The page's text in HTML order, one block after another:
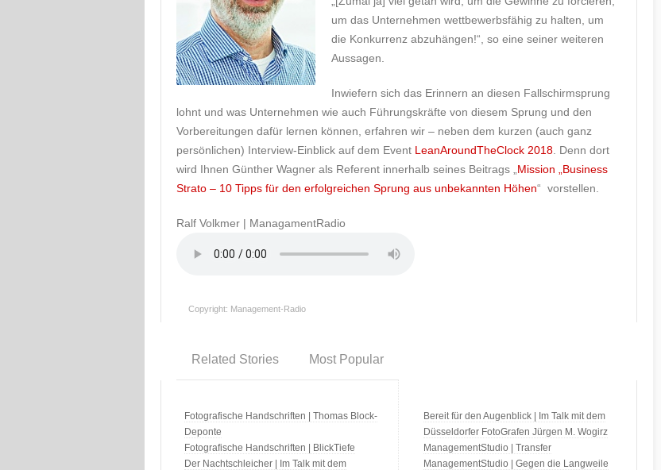
um das Unternehmen wettbewerbsfähig zu halten, um
die Konkurrenz abzuhängen!“, so eine seiner weiteren
Aussagen.
Inwiefern sich das Erinnern an diesen Fallschirmsprung
lohnt und was Unternehmen wie auch Führungskräfte von diesem Sprung und den
Vorbereitungen dafür lernen können, erfahren wir – neben dem kurzen (auch ganz
persönlichen) Interview-Einblick auf dem Event LeanAroundTheClock 2018 . Denn dort
wird Ihnen Günther Wagner als Referent innerhalb seines Beitrags „ Mission „Business
Strato – 10 Tipps für den erfolgreichen Sprung aus unbekannten Höhen“ vorstellen.
Ralf Volkmer | ManagamentRadio
Copyright: Management-Radio
Related Stories Most Popular
Fotografische Handschriften | Thomas Block-
Deponte
Fotografische Handschriften | BlickTiefe
Der Nachtschleicher | Im Talk mit dem
Bereit für den Augenblick | Im Talk mit dem
Düsseldorfer FotoGrafen Jürgen M. Wogirz
ManagementStudio | Transfer
ManagementStudio | Gegen die Langweile